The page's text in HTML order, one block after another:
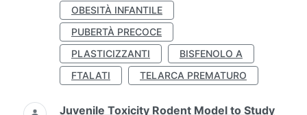
OBESITÀ INFANTILE
PUBERTÀ PRECOCE
PLASTICIZZANTI
BISFENOLO A
FTALATI
TELARCA PREMATURO
Juvenile Toxicity Rodent Model to Study